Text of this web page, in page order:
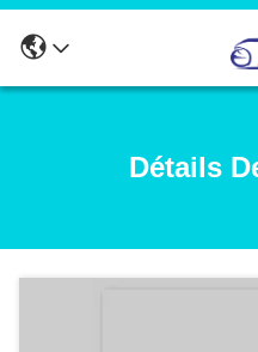
Détails